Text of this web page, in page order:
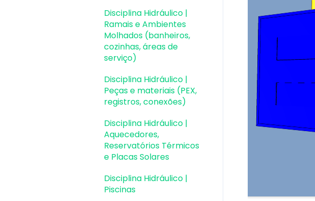
Estabilidade global
Deslocamentos e
durabilidade
Planta de fôrma e
Pranchas e
detalhamentos
Configurações
Outros
Disciplina Hidráulico |
Ramais e Ambientes
Molhados (banheiros,
cozinhas, áreas de
serviço)
Disciplina Hidráulico |
Peças e materiais (PEX,
registros, conexões)
Disciplina Hidráulico |
Aquecedores,
Reservatórios Térmicos
e Placas Solares
Disciplina Hidráulico |
Piscinas